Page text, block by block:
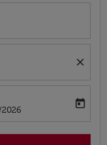
close
return-date-aria-label
today